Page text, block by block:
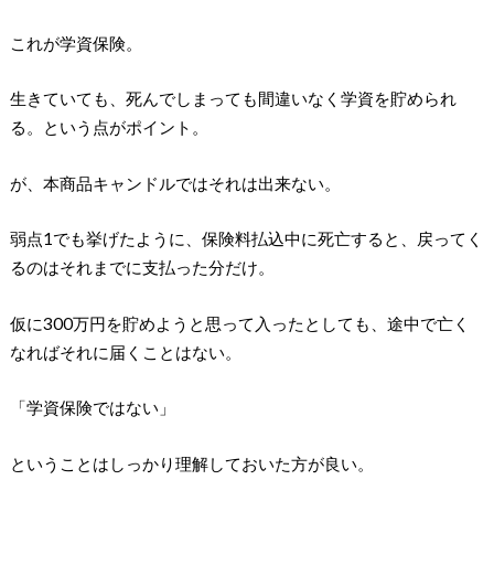
これが学資保険。
生きていても、死んでしまっても間違いなく学資を貯められ
る。という点がポイント。
が、本商品キャンドルではそれは出来ない。
弱点1でも挙げたように、保険料払込中に死亡すると、戻ってく
るのはそれまでに支払った分だけ。
仮に300万円を貯めようと思って入ったとしても、途中で亡く
なればそれに届くことはない。
「学資保険ではない」
ということはしっかり理解しておいた方が良い。